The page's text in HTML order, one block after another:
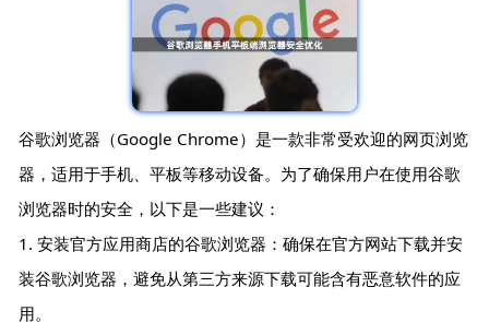
谷歌浏览器（Google Chrome）是一款非常受欢迎的网页浏览
器，适用于手机、平板等移动设备。为了确保用户在使用谷歌
浏览器时的安全，以下是一些建议：
1. 安装官方应用商店的谷歌浏览器：确保在官方网站下载并安
装谷歌浏览器，避免从第三方来源下载可能含有恶意软件的应
用。